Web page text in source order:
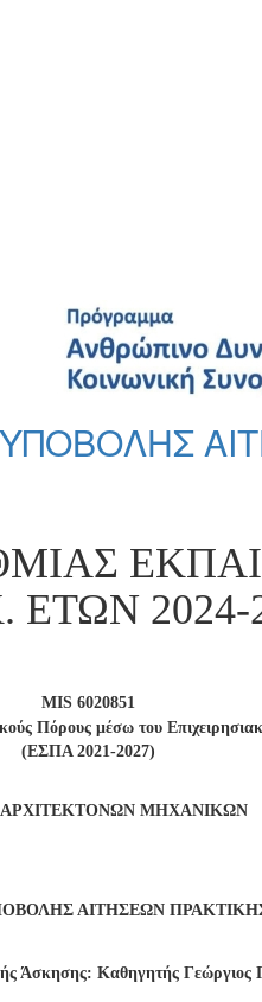
. ΕΤΩΝ 2024-
MIS 6020851
Πόρους μέσω του
(ΕΣΠΑ 2021-2027)
AΡΧΙΤΕΚΤΟΝΩΝ ΜΗΧΑΝΙΚΩΝ
ΑΙΤΗΣΕΩΝ
Άσκησης: Καθηγητής Γεώργιος